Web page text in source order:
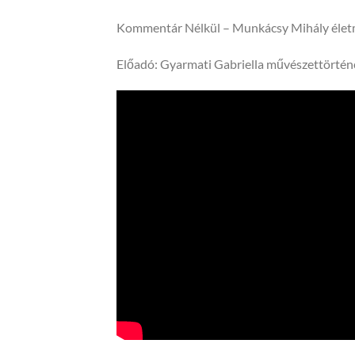
Kommentár Nélkül – Munkácsy Mihály
Előadó: Gyarmati Gabriella